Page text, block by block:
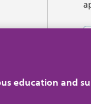
education and